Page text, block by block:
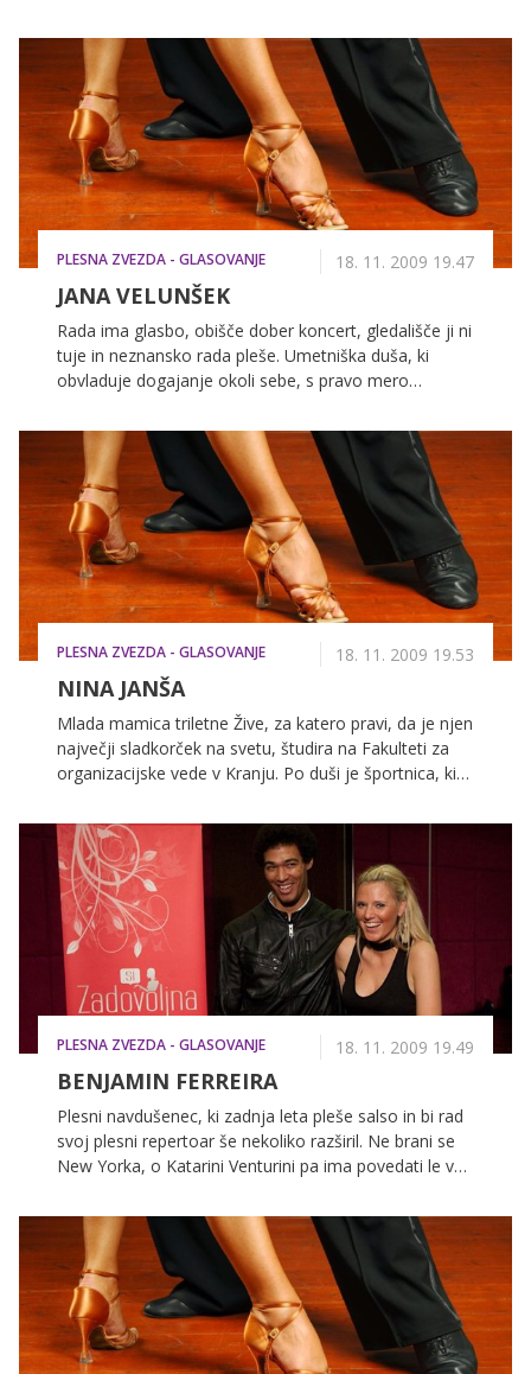
PLESNA ZVEZDA - GLASOVANJE 18. 11. 2009 19.47
JANA VELUNŠEK
Rada ima glasbo, obišče dober koncert, gledališče ji ni
tuje in neznansko rada pleše. Umetniška duša, ki
obvladuje dogajanje okoli sebe, s pravo mero
PLESNA ZVEZDA - GLASOVANJE 18. 11. 2009 19.53
NINA JANŠA
Mlada mamica triletne Žive, za katero pravi, da je njen
največji sladkorček na svetu, študira na Fakulteti za
organizacijske vede v Kranju. Po duši je športnica, ki
PLESNA ZVEZDA - GLASOVANJE 18. 11. 2009 19.49
BENJAMIN FERREIRA
Plesni navdušenec, ki zadnja leta pleše salso in bi rad
svoj plesni repertoar še nekoliko razširil. Ne brani se
New Yorka, o Katarini Venturini pa ima povedati le vse